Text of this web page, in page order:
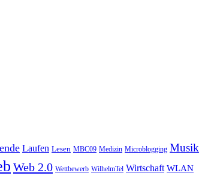
Laufen Lesen MBC09 Medizin Microblogging Musik
Web 2.0 Wettbewerb WilhelmTel Wirtschaft WLAN